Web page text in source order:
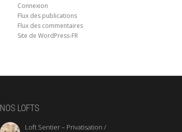
Connexion
Flux des publications
Flux des commentaires
Site de WordPress-FR
NOS LOFTS
Loft Sentier – Privatisation /